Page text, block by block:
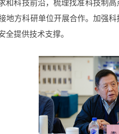
和科技前沿，梳理找准科技制
地方科研单位开展合作。加强
全提供技术支撑。